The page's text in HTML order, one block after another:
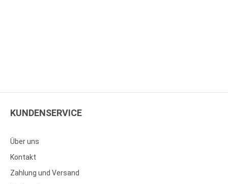
KUNDENSERVICE
Über uns
Kontakt
Zahlung und Versand